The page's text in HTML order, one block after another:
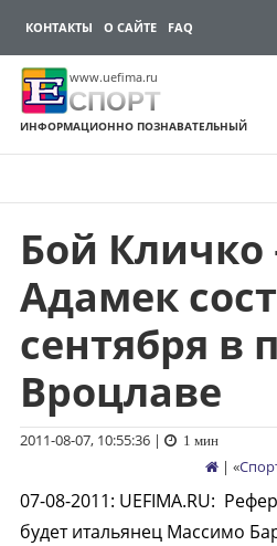
КОНТАКТЫ О САЙТЕ FAQ
www.uefima.ru
СПОРТ
ИНФОРМАЦИОННО ПОЗНАВАТЕЛЬНЫЙ
Перейти
содержимому
Бой
Адамек
сентября в
Вроцлаве
2011-08-07, 10:55:36| 1 мин
| «
07-08-2011: UEFIMA.RU:
будет итальянец Массимо